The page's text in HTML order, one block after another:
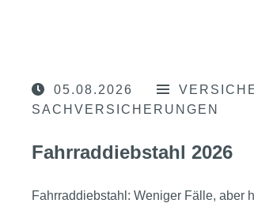
05.08.2026
SACHVERSICHERUNGEN
Fahrraddiebstahl 2026
Fahrraddiebstahl: Weniger Fälle, aber